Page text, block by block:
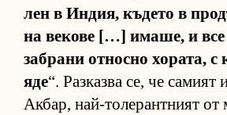
лен в Ин­дия, къ­дето в
на ве­кове […] има­ше, и
заб­рани от­носно хо­ра­та, с
яде“. Раз­казва се, че са­мият
Ак­бар, най-то­ле­ран­т­ният от